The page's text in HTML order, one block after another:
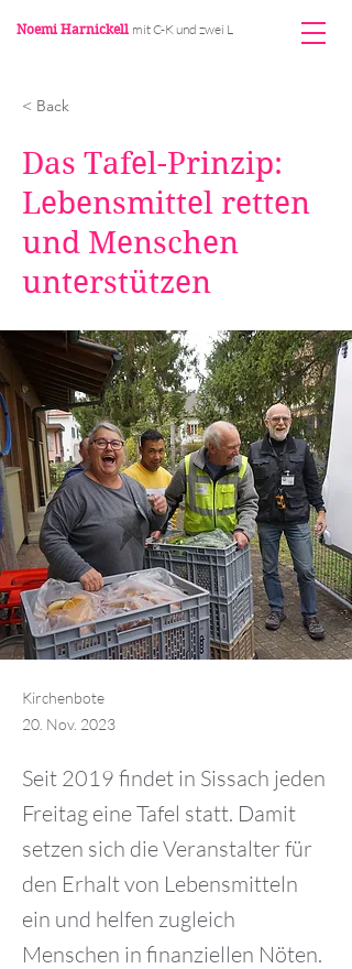
Noemi Harnickell mit C-K und zwei L
< Back
Das Tafel-Prinzip:
Lebensmittel retten
und Menschen
unterstützen
Kirchenbote
20. Nov. 2023
Seit 2019 findet in Sissach jeden
Freitag eine Tafel statt. Damit
setzen sich die Veranstalter für
den Erhalt von Lebensmitteln
ein und helfen zugleich
Menschen in finanziellen Nöten.